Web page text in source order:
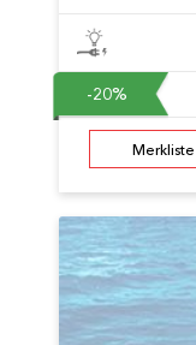
-20%
Merkliste